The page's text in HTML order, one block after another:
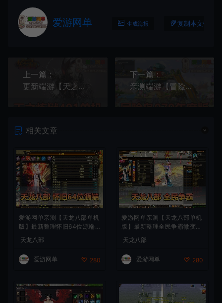
爱游网单 生成海报 复制本文链接
上一篇：
更新端游【天之炼狱】单机版401修复宝石镶嵌符文GM后台视频安装教程虚拟机一键端
下一篇：
亲测端游【冒险岛】079怀旧年度版视频安装教程GM后台免虚拟机本机启动
相关文章
爱游网单亲测【天龙八部单机
版】最新整理怀旧64位源端
教学 虚拟机一键端
天龙八部
爱游网单 280
爱游网单亲测【天龙八部单机
版】最新整理全民争霸微变完
码 解锁充值奖励 视频安装教
学 虚拟机一键端
天龙八部
爱游网单 280